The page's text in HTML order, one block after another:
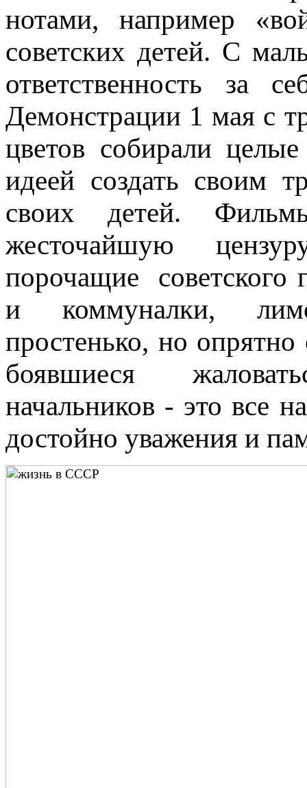
нотами, например
советских детей. С
ответственность за
Демонстрации 1 мая с
цветов собирали
идеей создать своим
своих детей.
жесточайшую
порочащие советского
и коммуналки,
простенько, но
боявшиеся
начальников - это все
достойно уважения и